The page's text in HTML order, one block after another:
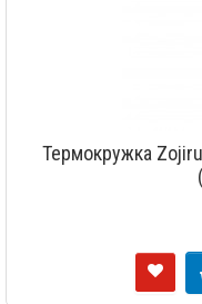
Термокружка